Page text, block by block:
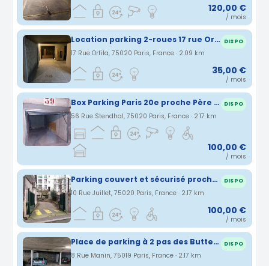
120,00 €
/ mois
Location parking 2-roues 17 rue Orfila PARIS 20e DISPO
17 Rue Orfila, 75020 Paris, France · 2.09 km
35,00 €
/ mois
Box Parking Paris 20e proche Père Lachaise DISPO
56 Rue Stendhal, 75020 Paris, France · 2.17 km
100,00 €
/ mois
Parking couvert et sécurisé proche des métros Gambetta et Ménilmontant. DISPO
10 Rue Juillet, 75020 Paris, France · 2.17 km
100,00 €
/ mois
Place de parking à 2 pas des Buttes-Chaumont DISPO
8 Rue Manin, 75019 Paris, France · 2.17 km